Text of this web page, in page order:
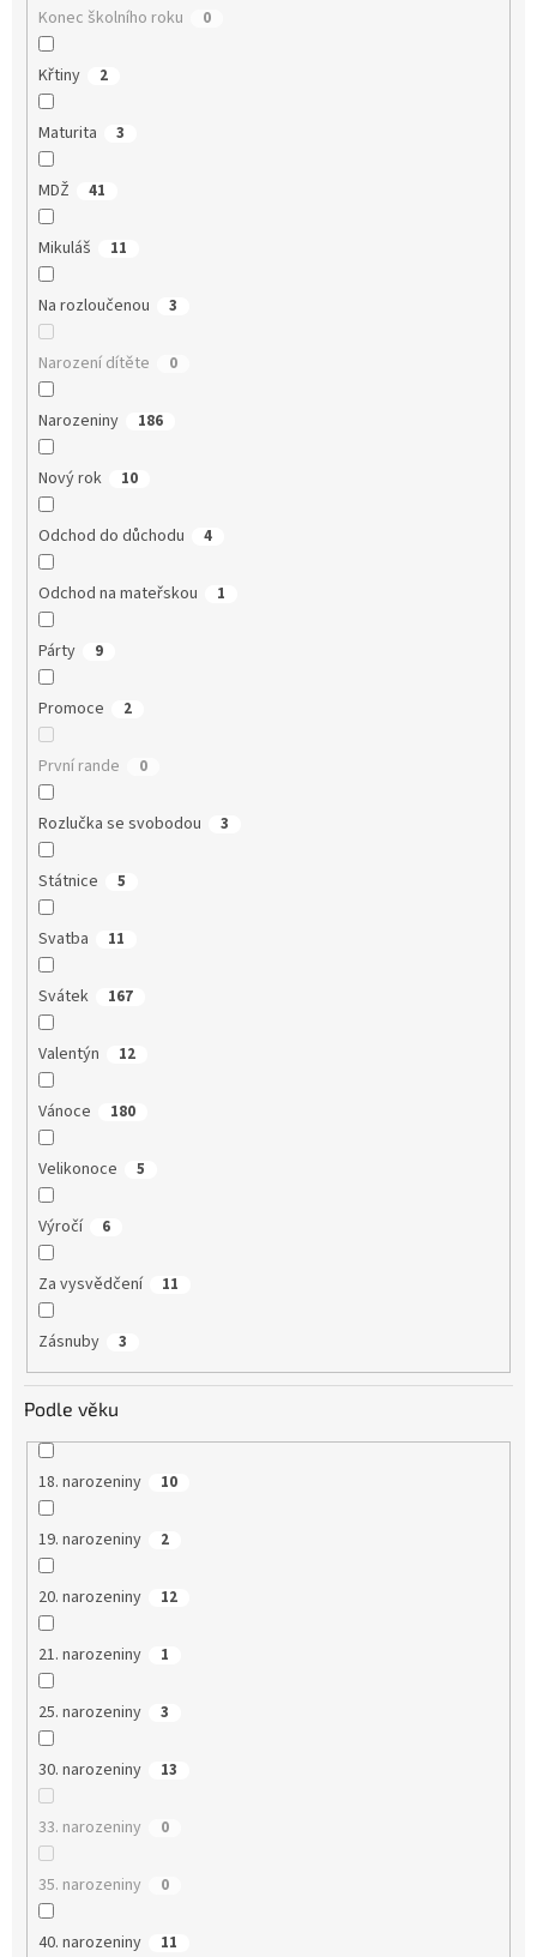
Konec školního roku 0
Křtiny 2
Maturita 3
MDŽ 41
Mikuláš 11
Na rozloučenou 3
Narození dítěte 0
Narozeniny 186
Nový rok 10
Odchod do důchodu 4
Odchod na mateřskou 1
Párty 9
Promoce 2
První rande 0
Rozlučka se svobodou 3
Státnice 5
Svatba 11
Svátek 167
Valentýn 12
Vánoce 180
Velikonoce 5
Výročí 6
Za vysvědčení 11
Zásnuby 3
Podle věku
18. narozeniny 10
19. narozeniny 2
20. narozeniny 12
21. narozeniny 1
25. narozeniny 3
30. narozeniny 13
33. narozeniny 0
35. narozeniny 0
40. narozeniny 11